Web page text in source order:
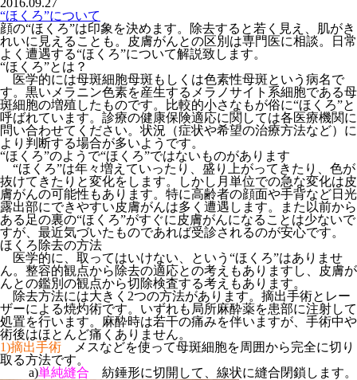
“ほくろ”について
顔の“ほくろ”は印象を決めます。除去すると若く見え、肌がき
れいに見えることも。皮膚がんとの区別は専門医に相談。日常
よく遭遇する“ほくろ”について解説致します。
“ほくろ”とは？
医学的には母斑細胞母斑もしくは色素性母斑という病名で
す。黒いメラニン色素を産生するメラノサイト系細胞である母
斑細胞の増殖したものです。比較的小さなもが俗に“ほくろ”と
呼ばれています。診療の健康保険適応に関しては各医療機関に
問い合わせてください。状況（症状や希望の治療方法など）に
より判断する場合が多いようです。
“ほくろ”のようで“ほくろ”ではないものがあります
“ほくろ”は年々増えていったり、盛り上がってきたり、色が
抜けてきたりと変化をします。しかし月単位での急な変化は皮
膚がんの可能性もあります。特に高齢者の顔面や手背など日光
露出部にできやすい皮膚がんは多く遭遇します。また以前から
ある足の裏の“ほくろ”がすぐに皮膚がんになることは少ないで
すが、最近気づいたものであれば受診されるのが安心です。
ほくろ除去の方法
医学的に、取ってはいけない、という“ほくろ”はありませ
ん。整容的観点から除去の適応との考えもありますし、皮膚が
んとの鑑別の観点から切除検査する考えもあります。
除去方法には大きく2つの方法があります。摘出手術とレー
ザーによる焼灼術です。いずれも局所麻酔薬を患部に注射して
処置を行います。麻酔時は若干の痛みを伴いますが、手術中や
術後はほとんど痛くありません。
1)摘出手術 メスなどを使って母斑細胞を周囲から完全に切り
取る方法です。
a)単純縫合 紡錘形に切開して、線状に縫合閉鎖します。